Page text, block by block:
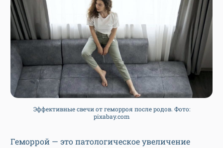
Эффективные свечи от геморроя после родов. Фото:
pixabay.com
Геморрой — это патологическое увеличение